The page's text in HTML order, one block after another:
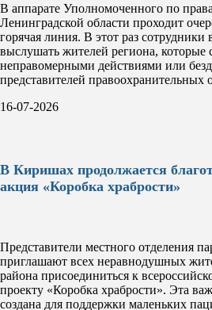
В аппарате Уполномоченного по
Ленинградской области проходит
горячая линия. В этот раз сотрудники
выслушать жителей региона, которые
неправомерными действиями или
представителей правоохранительных
16-07-2026
В Киришах продолжается
акция «Коробка храбрости»
Представители местного отделения
приглашают всех неравнодушных
района присоединиться к
проекту «Коробка храбрости». Эта
создана для поддержки маленьких